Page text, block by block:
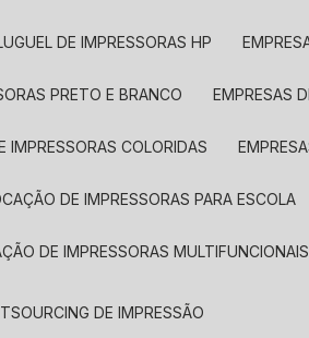
DE IMPRESSORAS HP
PRETO E BRANCO EMPRESAS
IMPRESSORAS COLORIDAS
DE IMPRESSORAS PARA ESCOLA
DE IMPRESSORAS MULTIFUNCIONAIS
DE IMPRESSÃO